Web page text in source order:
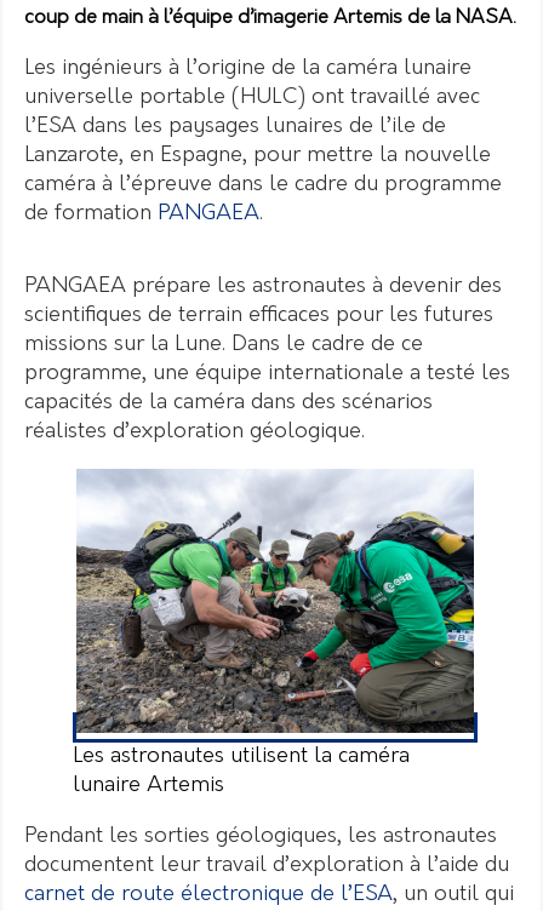
coup de main à l’équipe d’imagerie Artemis de la NASA.
Les ingénieurs à l’origine de la caméra lunaire
universelle portable (HULC) ont travaillé avec
l’ESA dans les paysages lunaires de l’ile de
Lanzarote, en Espagne, pour mettre la nouvelle
caméra à l’épreuve dans le cadre du programme
de formation PANGAEA.
PANGAEA prépare les astronautes à devenir des
scientifiques de terrain efficaces pour les futures
missions sur la Lune. Dans le cadre de ce
programme, une équipe internationale a testé les
capacités de la caméra dans des scénarios
réalistes d’exploration géologique.
Les astronautes utilisent la caméra
lunaire Artemis
Pendant les sorties géologiques, les astronautes
documentent leur travail d’exploration à l’aide du
carnet de route électronique de l’ESA, un outil qui